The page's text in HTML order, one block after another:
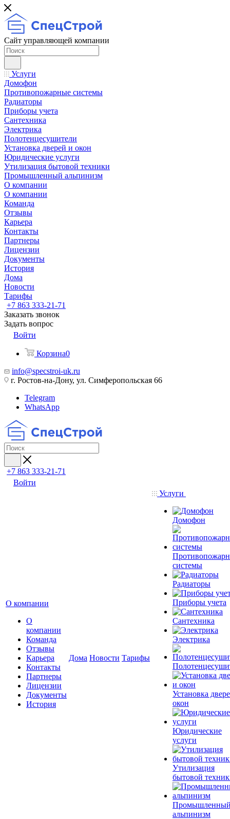
Сайт управляющей компании
Услуги
Домофон
Противопожарные системы
Радиаторы
Приборы учета
Сантехника
Электрика
Полотенцесушители
Установка дверей и окон
Юридические услуги
Утилизация бытовой техники
Промышленный альпинизм
О компании
О компании
Команда
Отзывы
Карьера
Контакты
Партнеры
Лицензии
Документы
История
Дома
Новости
Тарифы
+7 863 333-21-71
Заказать звонок
Задать вопрос
Войти
Корзина0
info@specstroi-uk.ru
г. Ростов-на-Дону, ул. Симферопольская 66
Telegram
WhatsApp
+7 863 333-21-71
Войти
О компании
О
компании
Команда
Отзывы
Карьера
Контакты
Партнеры
Лицензии
Документы
История
Дома Новости Тарифы
Услуги
Домофон
системы
Радиаторы
Приборы учета
Сантехника
Электрика
Установка
окон
Юридические
услуги
Утилизация
бытовой
альпинизм